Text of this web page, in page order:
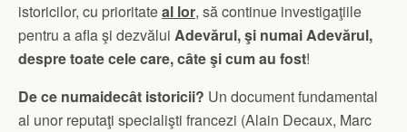
istoricilor, cu prioritateal lor, să continue investigaţiile
pentru a afla şi dezvălui Adevărul, şi numai Adevărul,
despre toate cele care, câte şi cum au fost!
De ce numaidecât istoricii? Un document fundamental
al unor reputaţi specialişti francezi (Alain Decaux, Marc